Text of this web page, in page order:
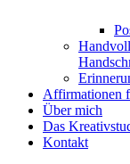
Affirmationen
Über mich
Das
Kontakt